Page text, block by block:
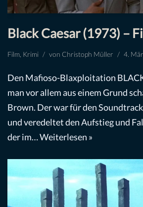
Black Caesar (1973) –
Film Krimi von Christoph Müller 4.
Den Mafioso-Blaxploitation
man vor allem aus einem Grund
Brown. Der war für den
und veredeltet den Aufstieg und
der im…Weiterlesen »